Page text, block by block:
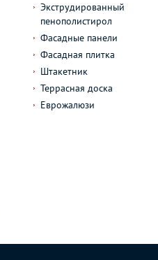
Экструдированный
пенополистирол
Фасадные панели
Фасадная плитка
Штакетник
Террасная доска
Еврожалюзи